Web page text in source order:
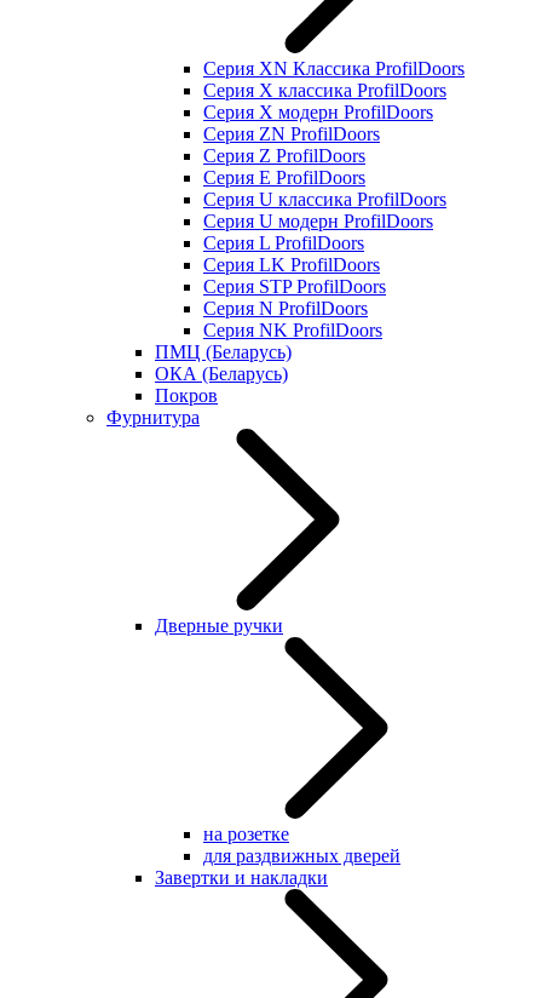
Серия XN Классика ProfilDoors
Серия Х классика ProfilDoors
Серия Х модерн ProfilDoors
Серия ZN ProfilDoors
Серия Z ProfilDoors
Серия Е ProfilDoors
Серия U классика ProfilDoors
Серия U модерн ProfilDoors
Серия L ProfilDoors
Серия LK ProfilDoors
Серия STP ProfilDoors
Cерия N ProfilDoors
Серия NK ProfilDoors
ПМЦ (Беларусь)
ОКА (Беларусь)
Покров
Фурнитура
Дверные ручки
на розетке
для раздвижных дверей
Завертки и накладки